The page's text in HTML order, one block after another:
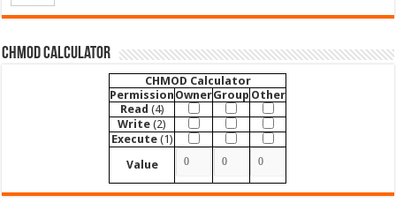
CHMOD Calculator
CHMOD Calculator
Permission OwnerGroup Other
Read (4)
Write (2)
Execute(1)
Value